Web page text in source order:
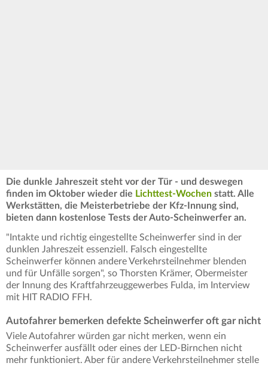
Die dunkle Jahreszeit steht vor der Tür - und deswegen
finden im Oktober wieder die Lichttest-Wochen statt. Alle
Werkstätten, die Meisterbetriebe der Kfz-Innung sind,
bieten dann kostenlose Tests der Auto-Scheinwerfer an.
"Intakte und richtig eingestellte Scheinwerfer sind in der
dunklen Jahreszeit essenziell. Falsch eingestellte
Scheinwerfer können andere Verkehrsteilnehmer blenden
und für Unfälle sorgen", so Thorsten Krämer, Obermeister
der Innung des Kraftfahrzeuggewerbes Fulda, im Interview
mit HIT RADIO FFH.
Autofahrer bemerken defekte Scheinwerfer oft gar nicht
Viele Autofahrer würden gar nicht merken, wenn ein
Scheinwerfer ausfällt oder eines der LED-Birnchen nicht
mehr funktioniert. Aber für andere Verkehrsteilnehmer stelle